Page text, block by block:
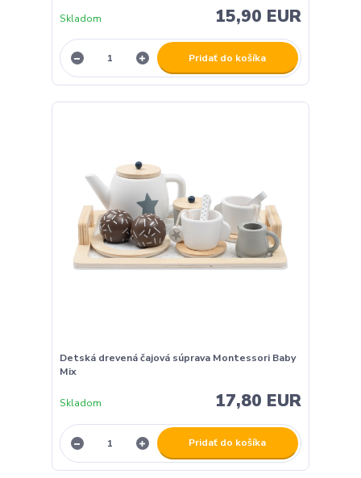
15,90 EUR
Skladom
Pridať do košíka
Detská drevená čajová súprava Montessori Baby
Mix
17,80 EUR
Skladom
Pridať do košíka